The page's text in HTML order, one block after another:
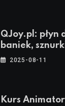
QJoy.pl: płyn
baniek,
zestawy do
2025-08-11
Kurs